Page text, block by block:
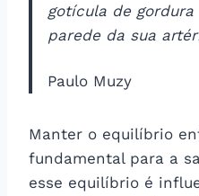
gotícula de
parede da sua
Paulo Muzy
Manter o equilíbrio
fundamental para a
esse equilíbrio é